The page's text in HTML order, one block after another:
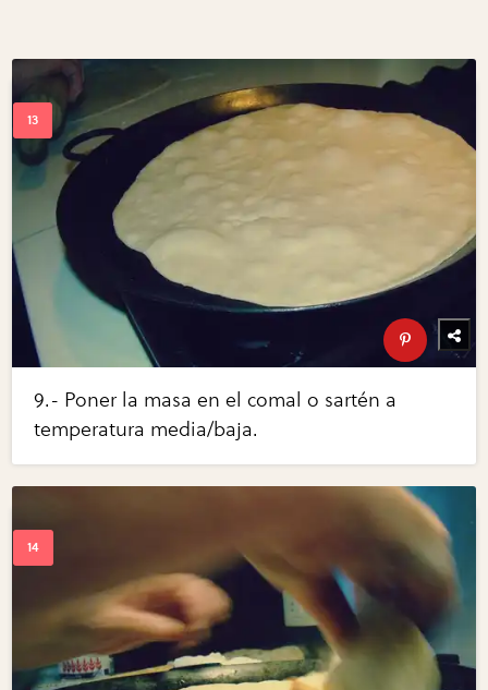
9.- Poner la masa en el comal o sartén a
temperatura media/baja.